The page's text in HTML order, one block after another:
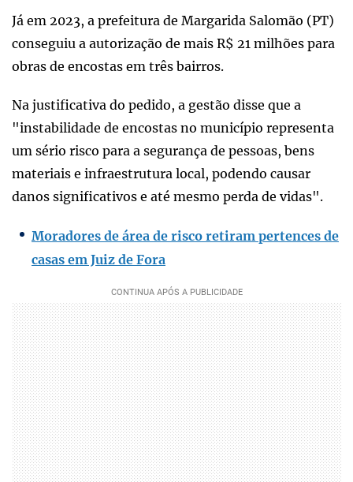
Já em 2023, a prefeitura de Margarida Salomão (PT)
conseguiu a autorização de mais R$ 21 milhões para
obras de encostas em três bairros.
Na justificativa do pedido, a gestão disse que a
"instabilidade de encostas no município representa
um sério risco para a segurança de pessoas, bens
materiais e infraestrutura local, podendo causar
danos significativos e até mesmo perda de vidas".
Moradores de área de risco retiram pertences de
casas em Juiz de Fora